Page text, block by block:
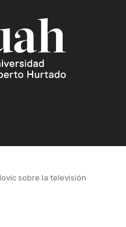
sobre la televisión